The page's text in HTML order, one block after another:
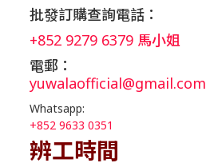
批發訂購查詢電話：
+852 9279 6379 馬小姐
電郵：
yuwalaofficial@gmail.com
Whatsapp:
+852 9633 0351
辨工時間